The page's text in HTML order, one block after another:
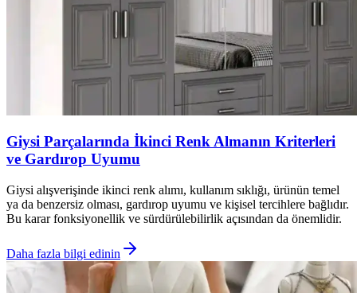
Giysi Parçalarında İkinci Renk Almanın Kriterleri
ve Gardırop Uyumu
Giysi alışverişinde ikinci renk alımı, kullanım sıklığı, ürünün temel
ya da benzersiz olması, gardırop uyumu ve kişisel tercihlere bağlıdır.
Bu karar fonksiyonellik ve sürdürülebilirlik açısından da önemlidir.
Daha fazla bilgi edinin